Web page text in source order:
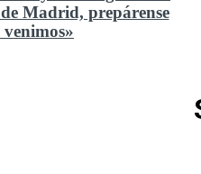
Madrid, prepárense